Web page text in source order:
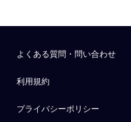
よくある質問・問い合わせ
利用規約
プライバシーポリシー